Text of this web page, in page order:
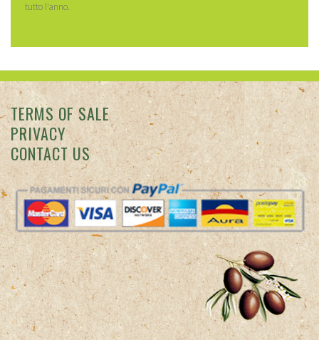
tutto l'anno.
TERMS OF SALE
PRIVACY
CONTACT US